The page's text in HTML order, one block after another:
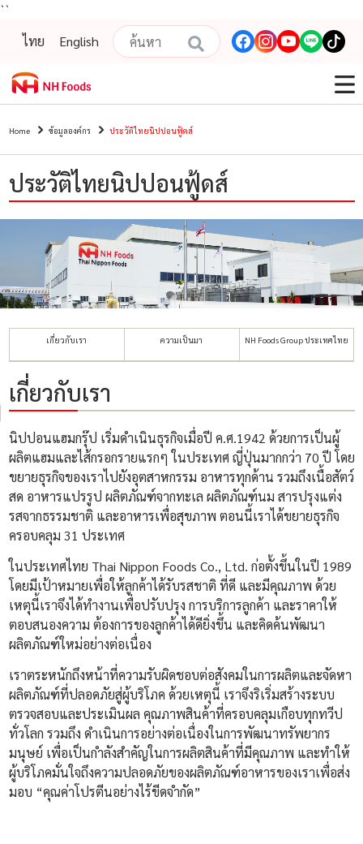
``
ไทย
English
Home ข้อมูลองค์กร ประวัติไทยนิปปอนฟู้ดส์
ประวัติไทยนิปปอนฟู้ดส์
เกี่ยวกับเรา ความเป็นมา NH Foods Group ประเทศไทย
เกี่ยวกับเรา
นิปปอนแฮมกรุ๊ป เริ่มดำเนินธุรกิจเมื่อปี ค.ศ.1942 ด้วยการเป็นผู้
ผลิตแฮมและไส้กรอกรายแรกๆ ในประเทศ ญี่ปุ่นมากกว่า 70 ปี โดย
ขยายธุรกิจของเราไปยังอุตสาหกรรม อาหารทุกด้าน รวมถึงเนื้อสัตว์
สด อาหารแปรรูป ผลิตภัณฑ์จากทะเล ผลิตภัณฑ์นม สารปรุงแต่ง
รสจากธรรมชาติ และอาหารเพื่อสุขภาพ ตอนนี้เราได้ขยายธุรกิจ
ครอบคลุม 31 ประเทศ
ในประเทศไทย Thai Nippon Foods Co., Ltd. ก่อตั้งขึ้นในปี 1989
โดยมีเป้าหมายเพื่อให้ลูกค้าได้รับรสชาติ ที่ดี และมีคุณภาพ ด้วย
เหตุนี้เราจึงได้ทำงานเพื่อปรับปรุง การบริการลูกค้า และราคาให้
ตอบสนองความ ต้องการของลูกค้าได้ดียิ่งขึ้น และคิดค้นพัฒนา
ผลิตภัณฑ์ใหม่อย่างต่อเนื่อง
เราตระหนักถึงหน้าที่ความรับผิดชอบต่อสังคมในการผลิตและจัดหา
ผลิตภัณฑ์ที่ปลอดภัยสู่ผู้บริโภค ด้วยเหตุนี้ เราจึงริเริ่มสร้างระบบ
ตรวจสอบและประเมินผล คุณภาพสินค้าที่ครอบคลุมเกือบทุกทวีป
ทั่วโลก รวมถึง ดำเนินการอย่างต่อเนื่องในการพัฒนาทรัพยากร
มนุษย์ เพื่อเป็นกำลังสำคัญในการผลิตสินค้าที่มีคุณภาพ และทำให้
ผู้บริโภคมั่นใจถึงความปลอดภัยของผลิตภัณฑ์อาหารของเราเพื่อส่ง
มอบ “คุณค่าโปรตีนอย่างไร้ขีดจำกัด”